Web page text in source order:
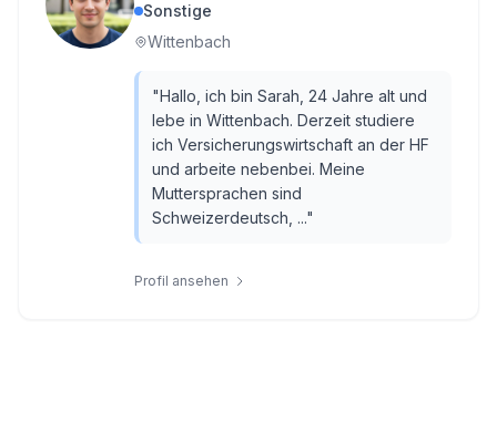
Sonstige
Wittenbach
"Hallo, ich bin Sarah, 24 Jahre alt und
lebe in Wittenbach. Derzeit studiere
ich Versicherungswirtschaft an der HF
und arbeite nebenbei. Meine
Muttersprachen sind
Schweizerdeutsch, ..."
Profil ansehen